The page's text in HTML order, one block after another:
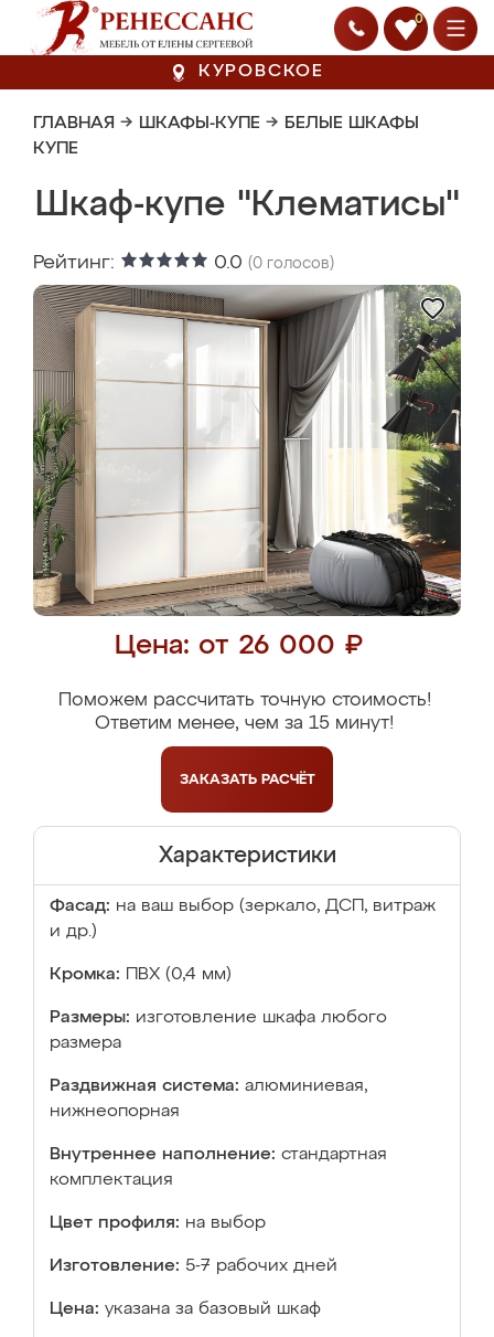
0
КУРОВСКОЕ
ГЛАВНАЯ → ШКАФЫ-КУПЕ → БЕЛЫЕ ШКАФЫ
КУПЕ
Шкаф-купе "Клематисы"
Рейтинг: 0.0 (0 голосов)
Цена: от 26 000 ₽
Поможем рассчитать точную стоимость!
Ответим менее, чем за 15 минут!
ЗАКАЗАТЬ РАСЧЁТ
Характеристики
Фасад: на ваш выбор (зеркало, ДСП, витраж
и др.)
Кромка: ПВХ (0,4 мм)
Размеры: изготовление шкафа любого
размера
Раздвижная система: алюминиевая,
нижнеопорная
Внутреннее наполнение: стандартная
комплектация
Цвет профиля: на выбор
Изготовление: 5-7 рабочих дней
Цена: указана за базовый шкаф